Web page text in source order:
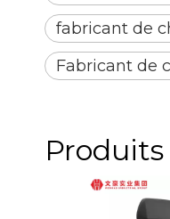
fabricant de
Fabricant de